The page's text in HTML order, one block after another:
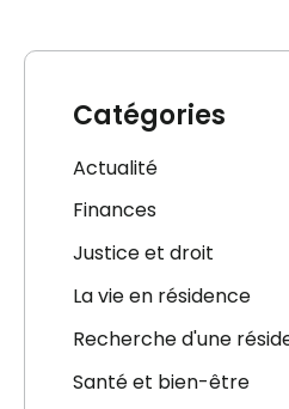
Catégories
Actualité
Finances
Justice et droit
La vie en résidence
Recherche d'une
Santé et bien-être